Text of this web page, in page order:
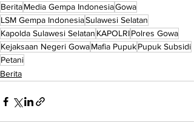
BeritaMedia Gempa IndonesiaGowa
LSM Gempa IndonesiaSulawesi Selatan
Kapolda Sulawesi Selatan KAPOLRIPolres Gowa
Kejaksaan Negeri GowaMafia PupukPupuk Subsidi
Petani
Berita